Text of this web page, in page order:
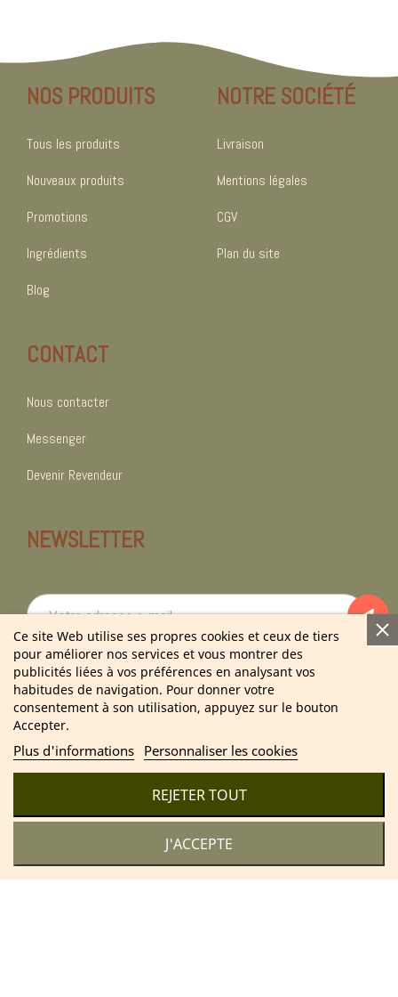
NOS PRODUITS
Tous les produits
Nouveaux produits
Promotions
Ingrédients
Blog
NOTRE SOCIÉTÉ
Livraison
Mentions légales
CGV
Plan du site
CONTACT
Nous contacter
Messenger
Devenir Revendeur
NEWSLETTER
En vous abonnant à notre newsletter vous acceptez notre politique de
confidentialité.
2025 Cosmétique Naturel France – Soins & bien-être 100 %
naturels
Ce site Web utilise ses propres cookies et ceux de tiers
pour améliorer nos services et vous montrer des
publicités liées à vos préférences en analysant vos
habitudes de navigation. Pour donner votre
consentement à son utilisation, appuyez sur le bouton
Accepter.
Plus d'informations Personnaliser les cookies
REJETER TOUT
J'ACCEPTE